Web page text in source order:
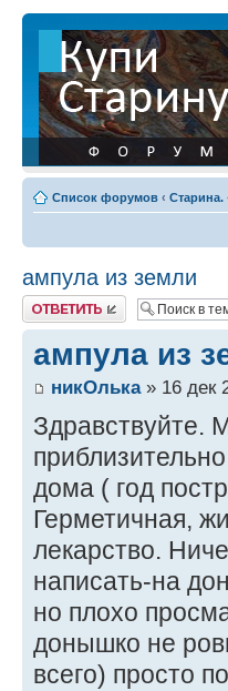
Список форумов ‹ Старина.
ампула из земли
Ответить
ампула из
никОлька» 16 дек
Здравствуйте.
дома ( год
Герметичная,
лекарство.
написать-на
но плохо
донышко не
всего) просто